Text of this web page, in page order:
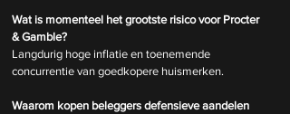
Wat is momenteel het grootste risico voor Procter
& Gamble?
Langdurig hoge inflatie en toenemende
concurrentie van goedkopere huismerken.
Waarom kopen beleggers defensieve aandelen